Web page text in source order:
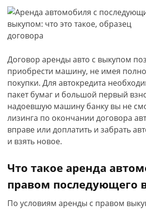
Договор аренды авто с выкупом
приобрести машину, не имея
покупки. Для автокредита
пакет бумаг и большой первый
надоевшую машину банку вы не
лизинга по окончании договора
вправе или доплатить и забрать
и взять новое.
Что такое аренда
правом последующего
По условиям аренды с правом